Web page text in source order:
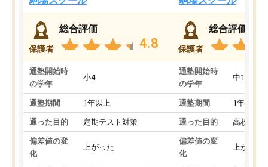
保護者
総合評価
4.8
通塾開始時
の学年
小4
通塾期間 1年以上
通った目的 定期テスト対策
偏差値の変
化
上がった
保護者
総合評価
通塾開始時
の学年
中1
通塾期間 1年以上
通った目的 高校受験
偏差値の変
化
上がった